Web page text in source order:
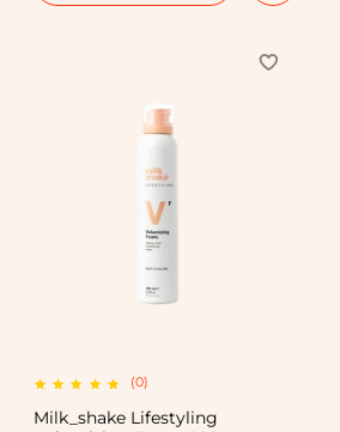
(0)
Milk_shake Lifestyling